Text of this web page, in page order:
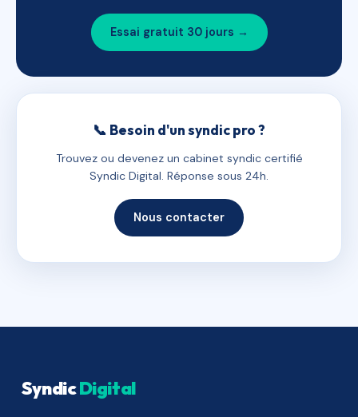
Essai gratuit 30 jours →
📞 Besoin d'un syndic pro ?
Trouvez ou devenez un cabinet syndic certifié
Syndic Digital. Réponse sous 24h.
Nous contacter
SyndicDigital